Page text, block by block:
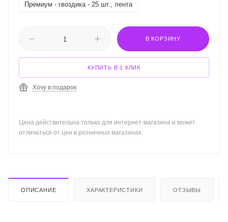
Премиум - гвоздика - 25 шт., лента
В КОРЗИНУ
КУПИТЬ В 1 КЛИК
Хочу в подарок
Цена действительна только для интернет-магазина и может
отличаться от цен в розничных магазинах
ОПИСАНИЕ ХАРАКТЕРИСТИКИ ОТЗЫВЫ